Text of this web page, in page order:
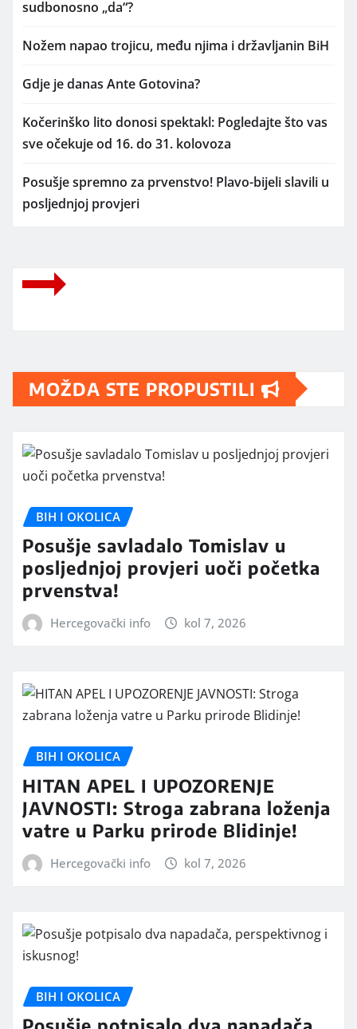
sudbonosno „da“?
Nožem napao trojicu, među njima i državljanin BiH
Gdje je danas Ante Gotovina?
Kočerinško lito donosi spektakl: Pogledajte što vas
sve očekuje od 16. do 31. kolovoza
Posušje spremno za prvenstvo! Plavo-bijeli slavili u
posljednjoj provjeri
MOŽDA STE PROPUSTILI
BIH I OKOLICA
Posušje savladalo Tomislav u
posljednjoj provjeri uoči početka
prvenstva!
Hercegovački info kol 7, 2026
BIH I OKOLICA
HITAN APEL I UPOZORENJE
JAVNOSTI: Stroga zabrana loženja
vatre u Parku prirode Blidinje!
Hercegovački info kol 7, 2026
BIH I OKOLICA